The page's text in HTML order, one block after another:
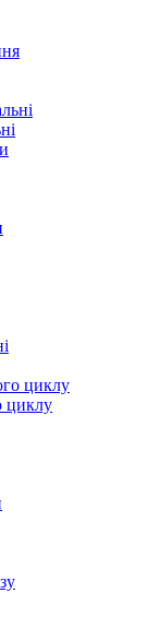
циклу